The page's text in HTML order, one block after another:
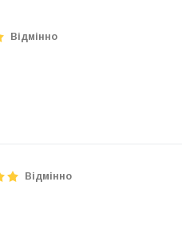
Відмінно
Відмінно